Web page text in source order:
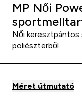
MP Női
Női
poliészterből
Méret útmutató